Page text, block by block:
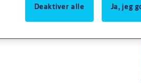
Deaktiver alle Ja, jeg